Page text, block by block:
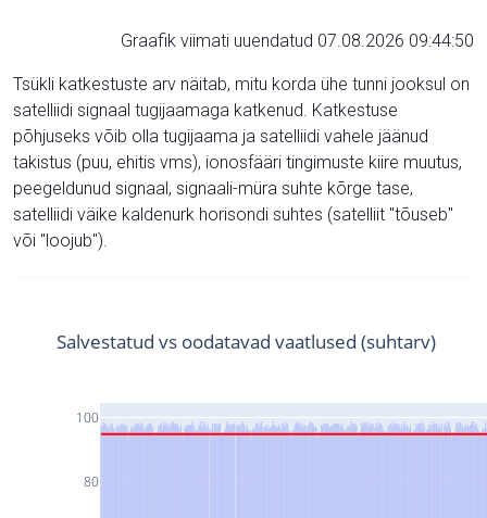
Graafik viimati uuendatud 07.08.2026 09:44:50
Tsükli katkestuste arv näitab, mitu korda ühe tunni jooksul on
satelliidi signaal tugijaamaga katkenud. Katkestuse
põhjuseks võib olla tugijaama ja satelliidi vahele jäänud
takistus (puu, ehitis vms), ionosfääri tingimuste kiire muutus,
peegeldunud signaal, signaali-müra suhte kõrge tase,
satelliidi väike kaldenurk horisondi suhtes (satelliit "tõuseb"
või "loojub").
80
100
Salvestatud vs oodatavad vaatlused (suhtarv)